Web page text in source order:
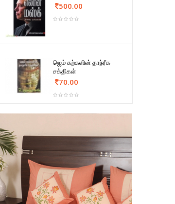
500.00
ஜெம் கற்களின் தாந்ரீக
சக்திகள்
70.00